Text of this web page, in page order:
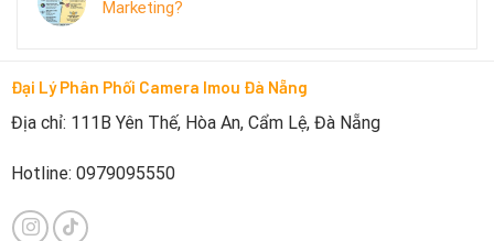
Marketing?
Đại Lý Phân Phối Camera Imou Đà Nẵng
Địa chỉ: 111B Yên Thế, Hòa An, Cẩm Lệ, Đà Nẵng
Hotline: 0979095550